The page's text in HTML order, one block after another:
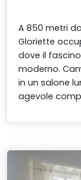
A 850 metri
Gloriette
dove il
moderno.
in un salone
agevole